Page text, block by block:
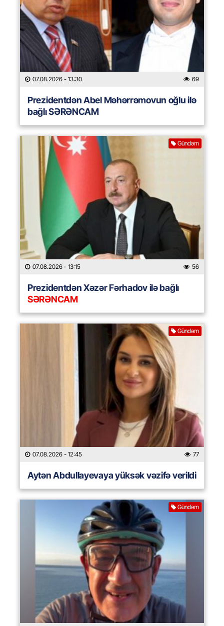
07.08.2026 - 13:30 69
Prezidentdən Abel Məhərrəmovun oğlu ilə
bağlı SƏRƏNCAM
Gündəm
07.08.2026 - 13:15 56
Prezidentdən Xəzər Fərhadov ilə bağlı
SƏRƏNCAM
Gündəm
07.08.2026 - 12:45 77
Aytən Abdullayevaya yüksək vəzifə verildi
Gündəm